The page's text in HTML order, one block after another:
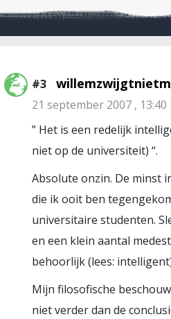
#3
21 september 2007 , 13:40
” Het is een redelijk
niet op de universiteit) “.
Absolute onzin. De minst
die ik ooit ben
universitaire studenten.
en een klein aantal
behoorlijk (lees:
Mijn filosofische
niet verder dan de